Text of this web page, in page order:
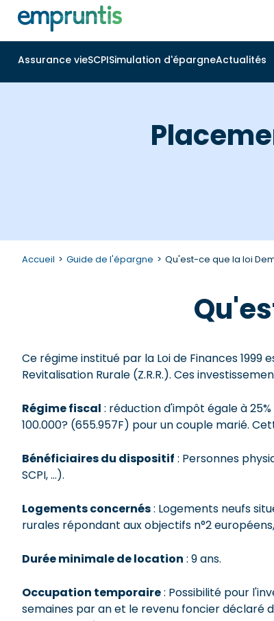
Assurance vieSCPISimulation d'épargneActualités
Accueil Guide de l'épargne Qu'est-ce que la loi
Ce régime institué par la Loi de Finances
Revitalisation Rurale (Z.R.R.). Ces
Régime fiscal : réduction d'impôt égale à
100.000? (655.957F) pour un couple marié.
Bénéficiaires du dispositif : Personnes
SCPI, ...).
Logements concernés: Logements neufs
rurales répondant aux objectifs n°2
Durée minimale de location : 9 ans.
Occupation temporaire: Possibilité pour
semaines par an et le revenu foncier